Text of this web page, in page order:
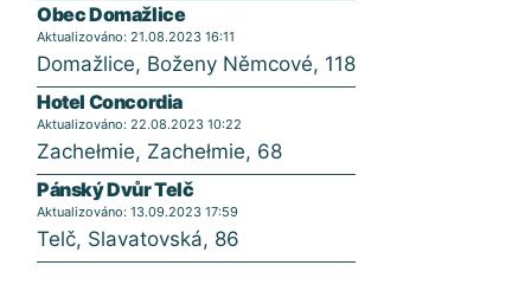
Obec Domažlice
Aktualizováno: 21.08.2023 16:11
Domažlice, Boženy Němcové, 118
Hotel Concordia
Aktualizováno: 22.08.2023 10:22
Zachełmie, Zachełmie, 68
Pánský Dvůr Telč
Aktualizováno: 13.09.2023 17:59
Telč, Slavatovská, 86